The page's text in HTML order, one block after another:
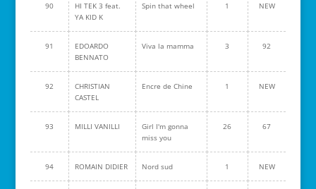
90
HI TEK 3 feat.
YA KID K
Spin that wheel 1 NEW
91
EDOARDO
BENNATO
Viva la mamma 3 92
92
CHRISTIAN
CASTEL
Encre de Chine 1 NEW
93 MILLI VANILLI
Girl I'm gonna
miss you
26 67
94 ROMAIN DIDIER Nord sud 1 NEW